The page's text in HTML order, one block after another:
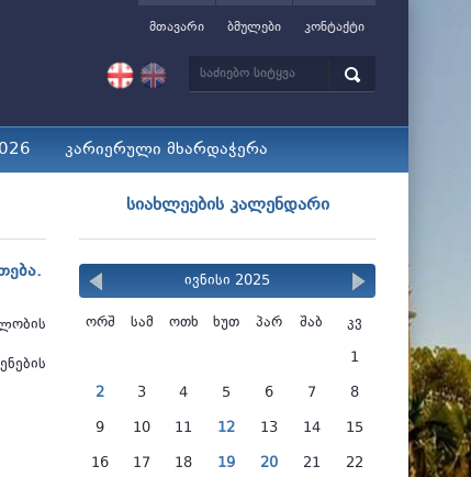
მთავარი ბმულები კონტაქტი
კარიერული მხარდაჭერა
სიახლეების კალენდარი
ივნისი 2025
ორშ სამ ოთხ ხუთ პარ შაბ კვ
1
2 3 4 5 6 7 8
9 10 11 12 13 14 15
16 17 18 19 20 21 22